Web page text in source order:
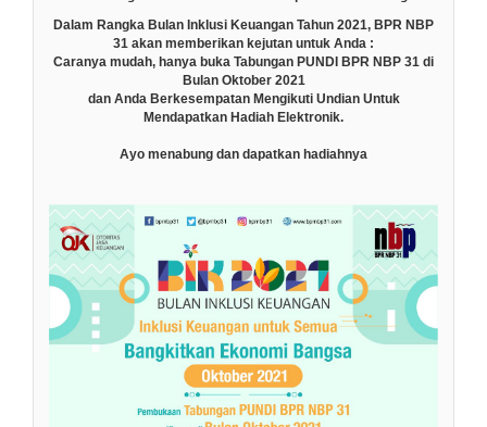
Dalam Rangka Bulan Inklusi Keuangan Tahun 2021, BPR NBP
31 akan memberikan kejutan untuk Anda :
Caranya mudah, hanya buka Tabungan PUNDI BPR NBP 31 di
Bulan Oktober 2021
dan Anda Berkesempatan Mengikuti Undian Untuk
Mendapatkan Hadiah Elektronik.
Ayo menabung dan dapatkan hadiahnya